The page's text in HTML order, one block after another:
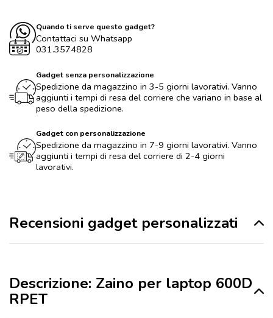
Quando ti serve questo gadget?
Contattaci su Whatsapp
031.3574828
Gadget senza personalizzazione
Spedizione da magazzino in 3-5 giorni lavorativi. Vanno
aggiunti i tempi di resa del corriere che variano in base al
peso della spedizione.
Gadget con personalizzazione
Spedizione da magazzino in 7-9 giorni lavorativi. Vanno
aggiunti i tempi di resa del corriere di 2-4 giorni
lavorativi.
Recensioni gadget personalizzati
Descrizione: Zaino per laptop 600D
RPET